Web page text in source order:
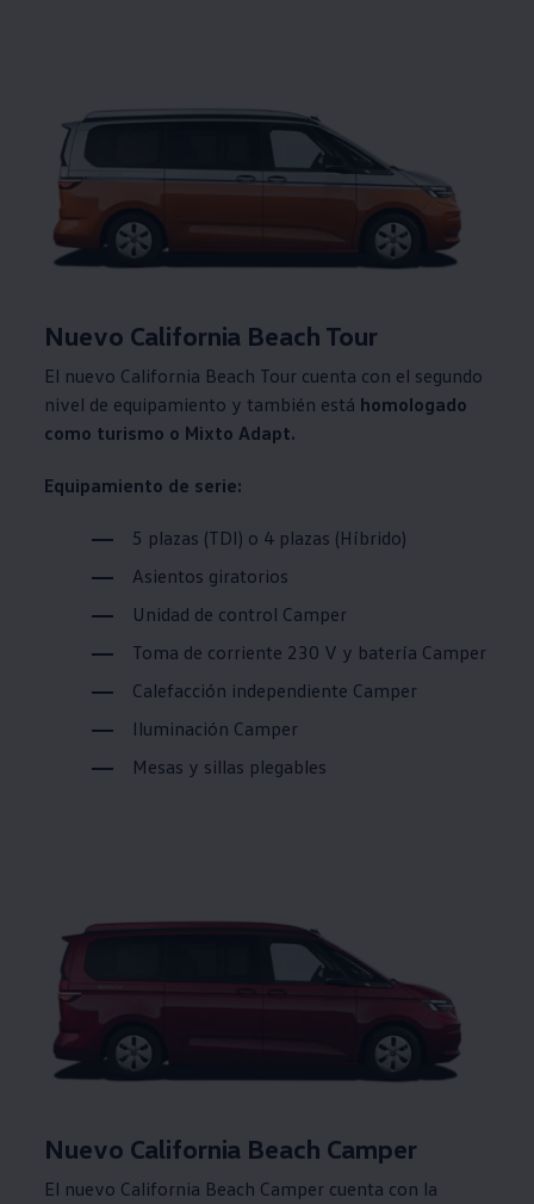
Nuevo California Beach Tour
El nuevo California Beach Tour cuenta con el segundo
nivel de equipamiento y también está homologado
como turismo o Mixto Adapt.
Equipamiento de serie:
5 plazas (TDI) o 4 plazas (Híbrido)
Asientos giratorios
Unidad de control Camper
Toma de corriente 230 V y batería Camper
Calefacción independiente Camper
Iluminación Camper
Mesas y sillas plegables
Nuevo California Beach Camper
El nuevo California Beach Camper cuenta con la